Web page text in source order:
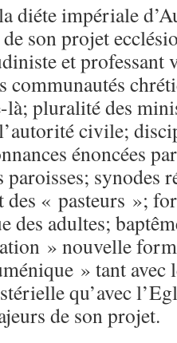
diéte impériale
son projet
et professant
communautés
là; pluralité des
civile;
énoncées
synodes
des « pasteurs »;
des adultes;
» nouvelle
» tant avec
qu’avec
de son projet.